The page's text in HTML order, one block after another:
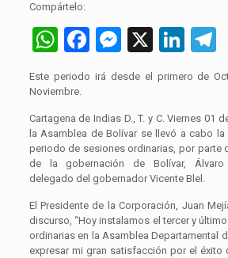
Compártelo:
WhatsApp
Facebook
Messenger
X
Este periodo irá desde el primero de
Noviembre.
Cartagena de Indias D., T. y C. Viernes 01
la Asamblea de Bolívar se llevó a cabo
periodo de sesiones ordinarias, por parte
de la gobernación de Bolívar, Álvaro
delegado del gobernador Vicente Blel.
El Presidente de la Corporación, Juan
discurso, “Hoy instalamos el tercer y
ordinarias en la Asamblea Departamental
expresar mi gran satisfacción por el éxito